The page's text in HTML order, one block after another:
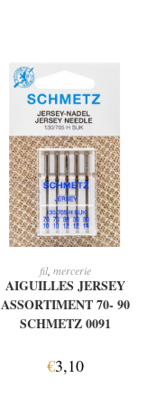
AJOUTER AU PANIER
fil, mercerie
AIGUILLES JERSEY
ASSORTIMENT 70- 90
SCHMETZ 0091
€3,10